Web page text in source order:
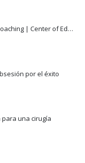
Revalidación Certificación Coaching | Center of Education and Leadership
por el éxito
una cirugía